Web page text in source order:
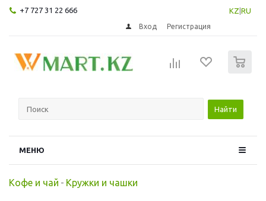
+7 727 31 22 666 KZ RU
Вход Регистрация
Найти
МЕНЮ
Кофе и чай - Кружки и чашки